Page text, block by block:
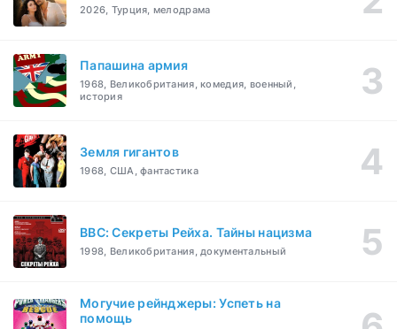
2026, Турция, мелодрама
Папашина армия
1968, Великобритания, комедия, военный,
история
Земля гигантов
1968, США, фантастика
BBC: Секреты Рейха. Тайны нацизма
1998, Великобритания, документальный
Могучие рейнджеры: Успеть на
помощь